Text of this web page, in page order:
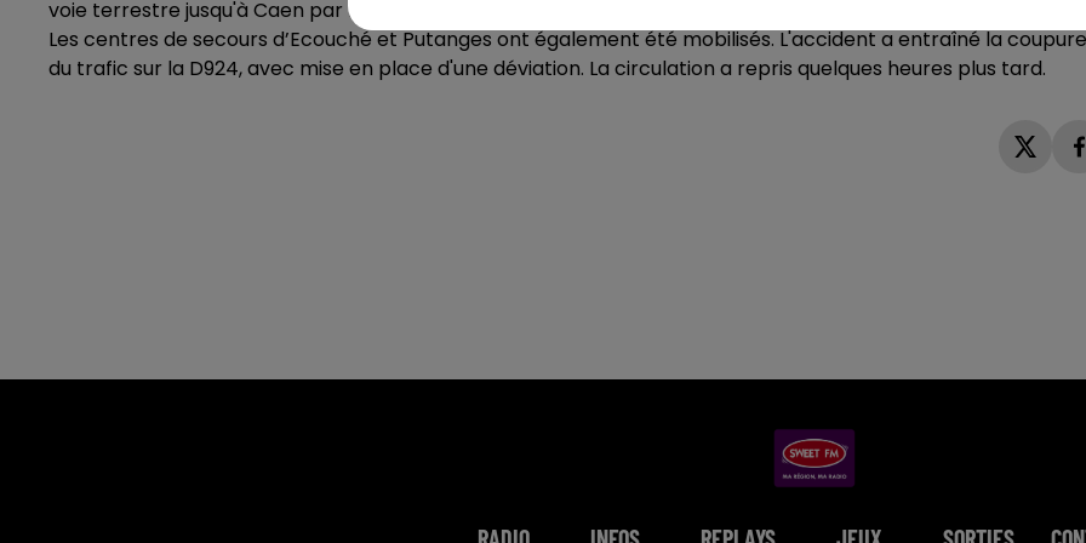
voie terrestre jusqu'à Caen par le véhicule de secours et d’assistance aux victimes des pompiers de Briouze.
Les centres de secours d’Ecouché et Putanges ont également été mobilisés. L'accident a entraîné la coupure
du trafic sur la D924, avec mise en place d'une déviation. La circulation a repris quelques heures plus tard.